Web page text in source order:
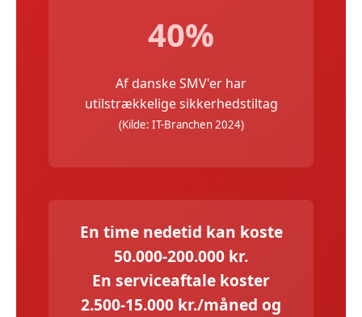
40%
Af danske SMV'er har
utilstrækkelige sikkerhedstiltag
(Kilde: IT-Branchen 2024)
En time nedetid kan koste
50.000-200.000 kr.
En serviceaftale koster
2.500-15.000 kr./måned og